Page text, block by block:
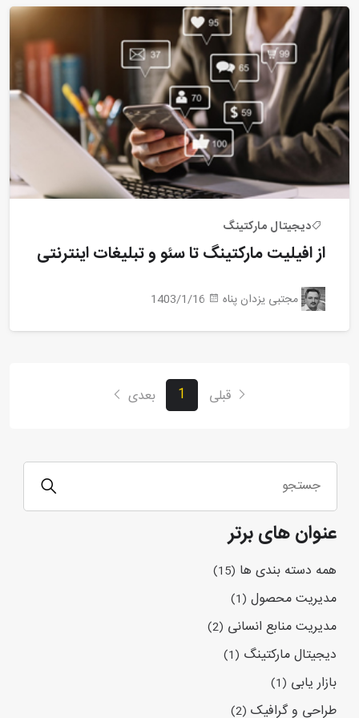
دیجیتال مارکتینگ
از افیلیت مارکتینگ تا سئو و تبلیغات اینترنتی
مجتبی یزدان پناه 1403/1/16
قبلی 1 بعدی
عنوان های برتر
همه دسته بندی ها (15)
مدیریت محصول (1)
مدیریت منابع انسانی (2)
دیجیتال مارکتینگ (1)
بازار یابی (1)
طراحی و گرافیک (2)